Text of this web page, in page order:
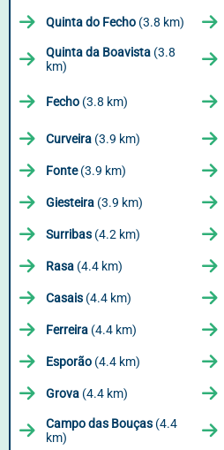
Quinta do Fecho (3.8 km)
Quinta da Boavista (3.8
km)
Fecho (3.8 km)
Curveira (3.9 km)
Fonte(3.9 km)
Giesteira (3.9 km)
Surribas (4.2 km)
Rasa (4.4 km)
Casais (4.4 km)
Ferreira (4.4 km)
Esporão (4.4 km)
Grova (4.4 km)
Campo das Bouças (4.4
km)